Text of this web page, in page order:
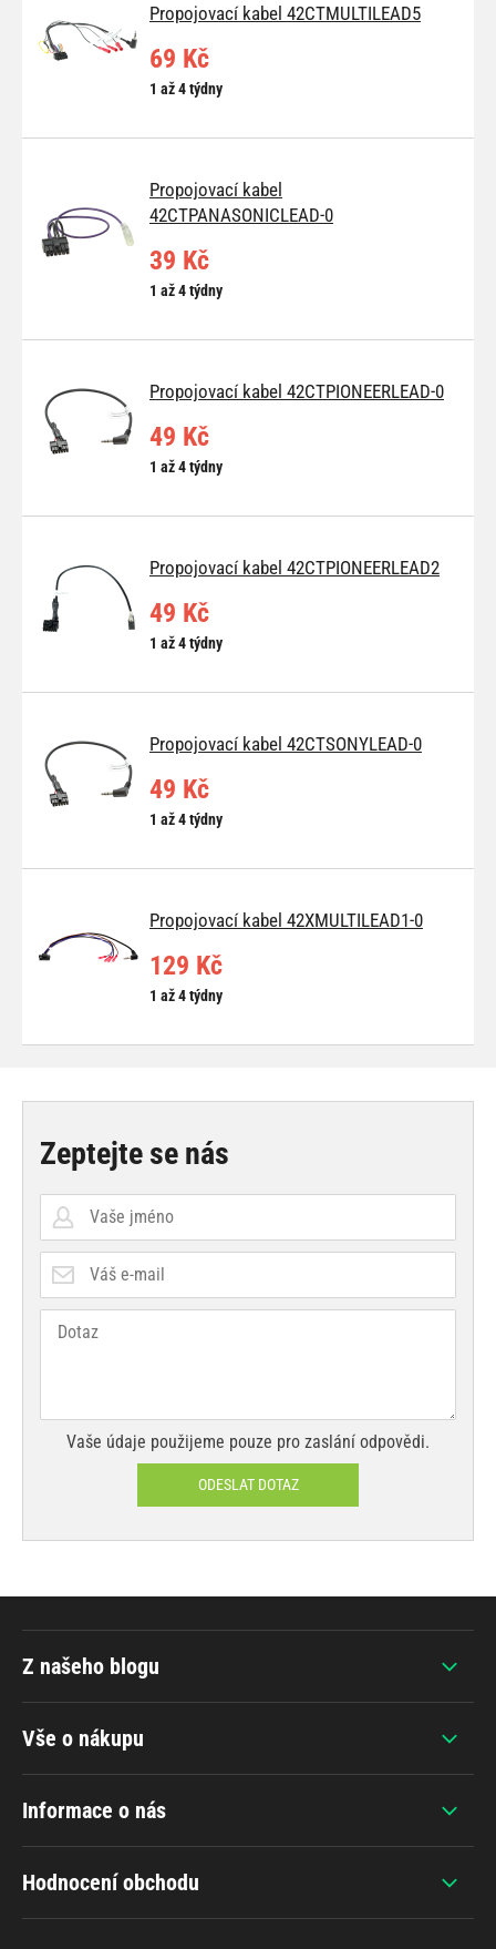
Propojovací kabel 42CTMULTILEAD5
69 Kč
1 až 4 týdny
Propojovací kabel
42CTPANASONICLEAD-0
39 Kč
1 až 4 týdny
Propojovací kabel 42CTPIONEERLEAD-0
49 Kč
1 až 4 týdny
Propojovací kabel 42CTPIONEERLEAD2
49 Kč
1 až 4 týdny
Propojovací kabel 42CTSONYLEAD-0
49 Kč
1 až 4 týdny
Propojovací kabel 42XMULTILEAD1-0
129 Kč
1 až 4 týdny
Zeptejte se nás
Vaše údaje použijeme pouze pro zaslání odpovědi.
ODESLAT DOTAZ
Vše o nákupu
Informace o nás
Hodnocení obchodu
Z našeho blogu